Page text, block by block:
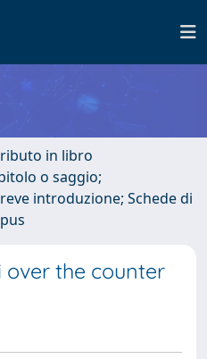
in libro
o saggio;
introduzione; Schede di
the counter